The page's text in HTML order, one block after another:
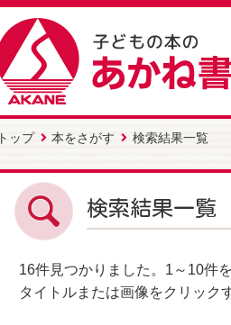
トップ 本をさがす 検索結果一覧
検索結果一覧
16件見つかりました。 1～10件
タイトルまたは画像をクリック